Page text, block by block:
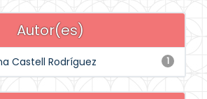
Autor(es)
1
Castell Rodríguez